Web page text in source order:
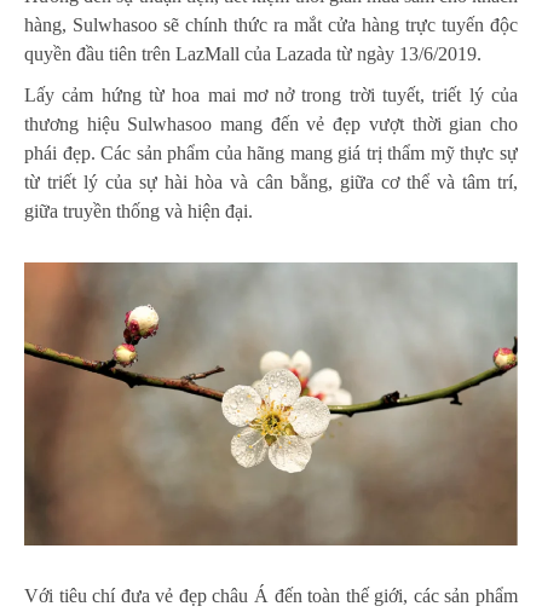
hàng, Sulwhasoo sẽ chính thức ra mắt cửa hàng trực tuyến độc
quyền đầu tiên trên LazMall của Lazada từ ngày 13/6/2019.
Lấy cảm hứng từ hoa mai mơ nở trong trời tuyết, triết lý của
thương hiệu Sulwhasoo mang đến vẻ đẹp vượt thời gian cho
phái đẹp. Các sản phẩm của hãng mang giá trị thẩm mỹ thực sự
từ triết lý của sự hài hòa và cân bằng, giữa cơ thể và tâm trí,
giữa truyền thống và hiện đại.
Với tiêu chí đưa vẻ đẹp châu Á đến toàn thế giới, các sản phẩm